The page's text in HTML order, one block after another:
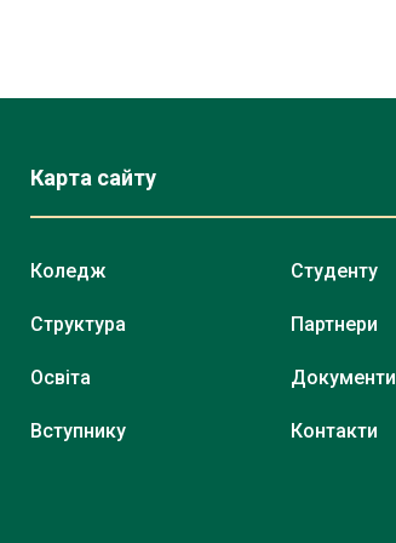
Карта сайту
Коледж
Структура
Освіта
Вступнику
Студенту
Партнери
Документи
Контакти